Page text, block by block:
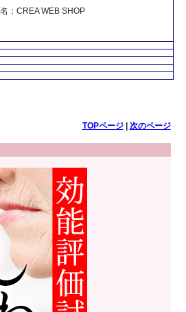
：CREA WEB SHOP
TOPページ| 次のページ